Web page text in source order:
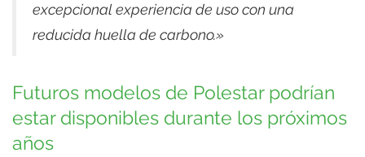
excepcional experiencia de uso con una
reducida huella de carbono.»
Futuros modelos de Polestar podrían
estar disponibles durante los próximos
años